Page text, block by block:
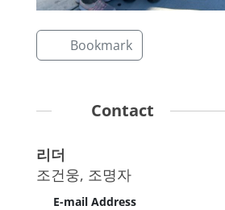
Bookmark
Contact
리더
조건웅, 조명자
E-mail Address